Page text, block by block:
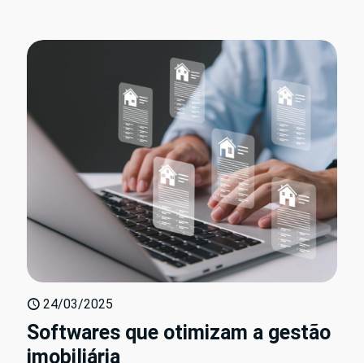
24/03/2025
Softwares que otimizam a gestão
imobiliária